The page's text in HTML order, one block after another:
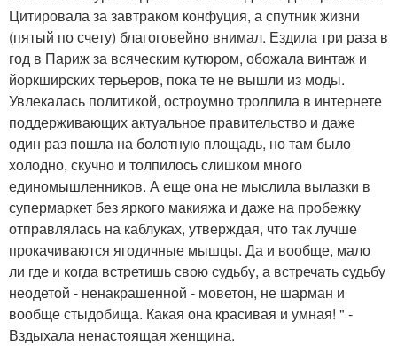
Цитировала за завтраком конфуция, а спутник жизни
(пятый по счету) благоговейно внимал. Ездила три раза в
год в Париж за всяческим кутюром, обожала винтаж и
йоркширских терьеров, пока те не вышли из моды.
Увлекалась политикой, остроумно троллила в интернете
поддерживающих актуальное правительство и даже
один раз пошла на болотную площадь, но там было
холодно, скучно и толпилось слишком много
единомышленников. А еще она не мыслила вылазки в
супермаркет без яркого макияжа и даже на пробежку
отправлялась на каблуках, утверждая, что так лучше
прокачиваются ягодичные мышцы. Да и вообще, мало
ли где и когда встретишь свою судьбу, а встречать судьбу
неодетой - ненакрашенной - моветон, не шарман и
вообще стыдобища. Какая она красивая и умная! " -
Вздыхала ненастоящая женщина.